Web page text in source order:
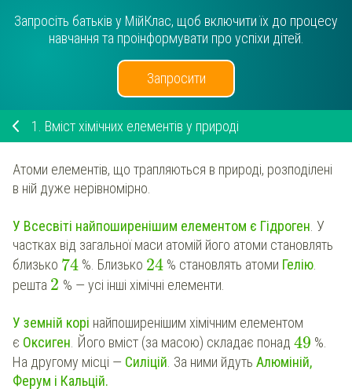
Запросіть батьків у МійКлас, щоб включити їх до процесу
навчання та проінформувати про успіхи дітей.
Запросити
1. Вміст хімічних елементів у природі
Атоми елементів, що трапляються в природі, розподілені
в ній дуже нерівномірно.
У Всесвіті найпоширенішим елементом є Гідроген. У
частках від загальної маси атомій його атоми становлять
близько 74 %. Близько 24 % становлять атоми Гелію.
решта 2 % — усі інші хімічні елементи.
У земній корі найпоширенішим хімічним елементом
є Оксиген. Його вміст (за масою) складає понад 49 %.
На другому місці — Силіцій . За ними йдуть Алюміній,
Ферум і Кальцій.